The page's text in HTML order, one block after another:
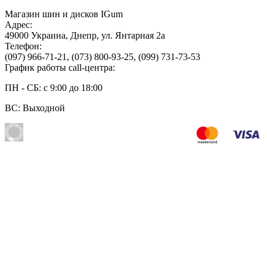
Магазин шин и дисков IGum
Адрес:
49000 Украина, Днепр, ул. Янтарная 2а
Телефон:
(097) 966-71-21 , (073) 800-93-25, (099) 731-73-53
График работы call-центра:
ПН - СБ: с 9:00 до 18:00
ВС: Выходной